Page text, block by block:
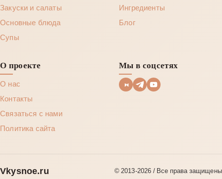
Закуски и салаты
Основные блюда
Супы
Ингредиенты
Блог
О проекте
О нас
Контакты
Связаться с нами
Политика сайта
Мы в соцсетях
Vkysnoe.ru
© 2013‑2026 / Все права защищены